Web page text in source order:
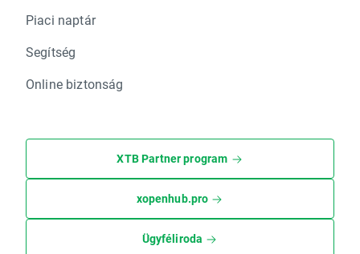
Piaci naptár
Segítség
Online biztonság
XTB Partner program
xopenhub.pro
Ügyféliroda